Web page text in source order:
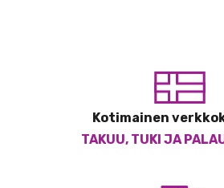
Kotimainen
TAKUU, TUKI JA